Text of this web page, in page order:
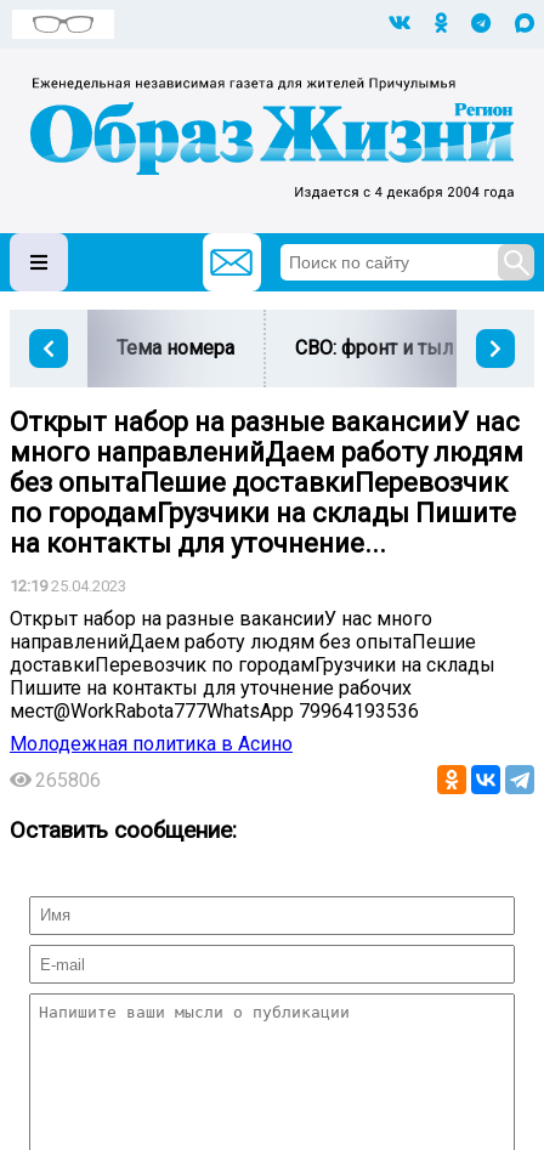
Тема номера СВО: фронт и тыл
Открыт набор на разные вакансииУ нас
много направленийДаем работу людям
без опытаПешие доставкиПеревозчик
по городамГрузчики на склады Пишите
на контакты для уточнение...
12:1925.04.2023
Открыт набор на разные вакансииУ нас много
направленийДаем работу людям без опытаПешие
доставкиПеревозчик по городамГрузчики на склады
Пишите на контакты для уточнение рабочих
мест@WorkRabota777WhatsApp 79964193536
Молодежная политика в Асино
265806
Оставить сообщение: